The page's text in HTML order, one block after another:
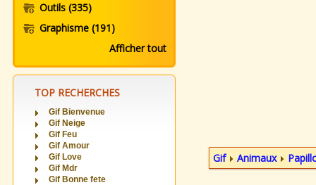
Outils (335)
Graphisme (191)
Afficher tout
TOP RECHERCHES
Gif Bienvenue
Gif Neige
Gif Feu
Gif Amour
Gif Love
Gif Mdr
Gif Bonne fete
Gif Animaux